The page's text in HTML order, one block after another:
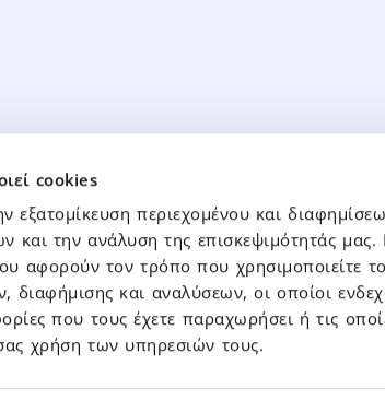
cookies
εξατομίκευση περιεχομένου και
και την ανάλυση της επισκεψιμότητάς μας.
αφορούν τον τρόπο που χρησιμοποιείτε
διαφήμισης και αναλύσεων, οι οποίοι
που τους έχετε παραχωρήσει ή τις
χρήση των υπηρεσιών τους.
Ομίλου – Μητρικής
Θυγατρικών
– Δελτία Τύπου
Κώδικες &
Καταστατικό